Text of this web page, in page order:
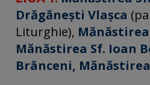
Drăgănești Vlașca
Liturghie),
Mănăstirea Sf. Ioan
Brânceni,